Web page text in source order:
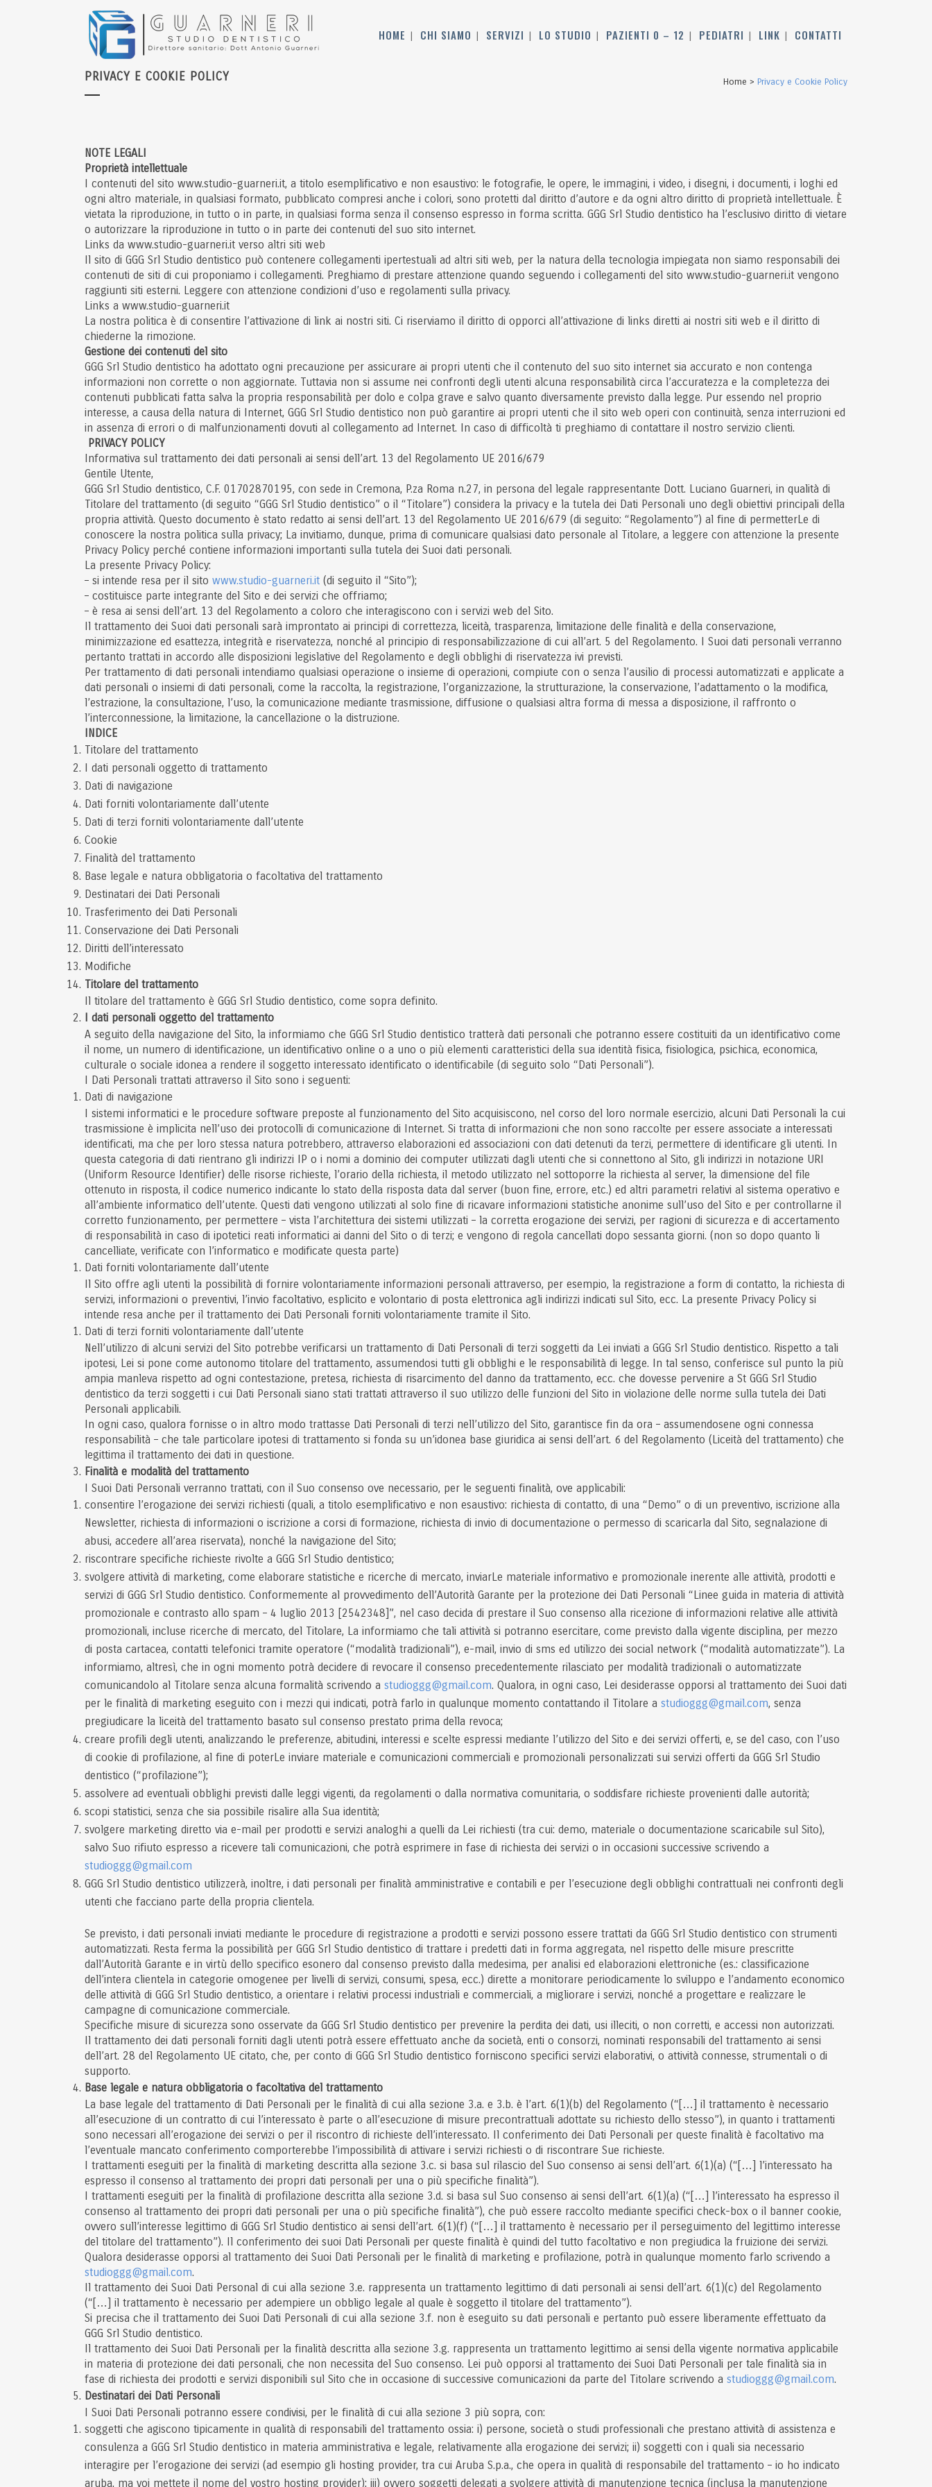
HOME CHI SIAMO SERVIZI LO STUDIO PAZIENTI 0 – 12 PEDIATRI LINK CONTATTI
PRIVACY E COOKIE POLICY Home > Privacy e Cookie Policy
NOTE LEGALI
Proprietà intellettuale
I contenuti del sito www.studio-guarneri.it, a titolo esemplificativo e non esaustivo: le fotografie, le opere, le immagini, i video, i disegni, i documenti, i loghi ed
ogni altro materiale, in qualsiasi formato, pubblicato compresi anche i colori, sono protetti dal diritto d’autore e da ogni altro diritto di proprietà intellettuale. È
vietata la riproduzione, in tutto o in parte, in qualsiasi forma senza il consenso espresso in forma scritta. GGG Srl Studio dentistico ha l’esclusivo diritto di vietare
o autorizzare la riproduzione in tutto o in parte dei contenuti del suo sito internet.
Links da www.studio-guarneri.it verso altri siti web
Il sito di GGG Srl Studio dentistico può contenere collegamenti ipertestuali ad altri siti web, per la natura della tecnologia impiegata non siamo responsabili dei
contenuti de siti di cui proponiamo i collegamenti. Preghiamo di prestare attenzione quando seguendo i collegamenti del sito www.studio-guarneri.it vengono
raggiunti siti esterni. Leggere con attenzione condizioni d’uso e regolamenti sulla privacy.
Links a www.studio-guarneri.it
La nostra politica è di consentire l’attivazione di link ai nostri siti. Ci riserviamo il diritto di opporci all’attivazione di links diretti ai nostri siti web e il diritto di
chiederne la rimozione.
Gestione dei contenuti del sito
GGG Srl Studio dentistico ha adottato ogni precauzione per assicurare ai propri utenti che il contenuto del suo sito internet sia accurato e non contenga
informazioni non corrette o non aggiornate. Tuttavia non si assume nei confronti degli utenti alcuna responsabilità circa l’accuratezza e la completezza dei
contenuti pubblicati fatta salva la propria responsabilità per dolo e colpa grave e salvo quanto diversamente previsto dalla legge. Pur essendo nel proprio
interesse, a causa della natura di Internet, GGG Srl Studio dentistico non può garantire ai propri utenti che il sito web operi con continuità, senza interruzioni ed
in assenza di errori o di malfunzionamenti dovuti al collegamento ad Internet. In caso di difficoltà ti preghiamo di contattare il nostro servizio clienti.
PRIVACY POLICY
Informativa sul trattamento dei dati personali ai sensi dell’art. 13 del Regolamento UE 2016/679
Gentile Utente,
GGG Srl Studio dentistico, C.F. 01702870195, con sede in Cremona, P.za Roma n.27, in persona del legale rappresentante Dott. Luciano Guarneri, in qualità di
Titolare del trattamento (di seguito “GGG Srl Studio dentistico” o il “Titolare”) considera la privacy e la tutela dei Dati Personali uno degli obiettivi principali della
propria attività. Questo documento è stato redatto ai sensi dell’art. 13 del Regolamento UE 2016/679 (di seguito: “Regolamento”) al fine di permetterLe di
conoscere la nostra politica sulla privacy; La invitiamo, dunque, prima di comunicare qualsiasi dato personale al Titolare, a leggere con attenzione la presente
Privacy Policy perché contiene informazioni importanti sulla tutela dei Suoi dati personali.
La presente Privacy Policy:
– si intende resa per il sito www.studio-guarneri.it (di seguito il “Sito”);
– costituisce parte integrante del Sito e dei servizi che offriamo;
– è resa ai sensi dell’art. 13 del Regolamento a coloro che interagiscono con i servizi web del Sito.
Il trattamento dei Suoi dati personali sarà improntato ai principi di correttezza, liceità, trasparenza, limitazione delle finalità e della conservazione,
minimizzazione ed esattezza, integrità e riservatezza, nonché al principio di responsabilizzazione di cui all’art. 5 del Regolamento. I Suoi dati personali verranno
pertanto trattati in accordo alle disposizioni legislative del Regolamento e degli obblighi di riservatezza ivi previsti.
Per trattamento di dati personali intendiamo qualsiasi operazione o insieme di operazioni, compiute con o senza l’ausilio di processi automatizzati e applicate a
dati personali o insiemi di dati personali, come la raccolta, la registrazione, l’organizzazione, la strutturazione, la conservazione, l’adattamento o la modifica,
l’estrazione, la consultazione, l’uso, la comunicazione mediante trasmissione, diffusione o qualsiasi altra forma di messa a disposizione, il raffronto o
l’interconnessione, la limitazione, la cancellazione o la distruzione.
INDICE
Titolare del trattamento
I dati personali oggetto di trattamento
Dati di navigazione
Dati forniti volontariamente dall’utente
Dati di terzi forniti volontariamente dall’utente
Cookie
Finalità del trattamento
Base legale e natura obbligatoria o facoltativa del trattamento
Destinatari dei Dati Personali
Trasferimento dei Dati Personali
Conservazione dei Dati Personali
Diritti dell’interessato
Modifiche
Titolare del trattamento
Il titolare del trattamento è GGG Srl Studio dentistico, come sopra definito.
I dati personali oggetto del trattamento
A seguito della navigazione del Sito, la informiamo che GGG Srl Studio dentistico tratterà dati personali che potranno essere costituiti da un identificativo come
il nome, un numero di identificazione, un identificativo online o a uno o più elementi caratteristici della sua identità fisica, fisiologica, psichica, economica,
culturale o sociale idonea a rendere il soggetto interessato identificato o identificabile (di seguito solo “Dati Personali”).
I Dati Personali trattati attraverso il Sito sono i seguenti:
Dati di navigazione
I sistemi informatici e le procedure software preposte al funzionamento del Sito acquisiscono, nel corso del loro normale esercizio, alcuni Dati Personali la cui
trasmissione è implicita nell’uso dei protocolli di comunicazione di Internet. Si tratta di informazioni che non sono raccolte per essere associate a interessati
identificati, ma che per loro stessa natura potrebbero, attraverso elaborazioni ed associazioni con dati detenuti da terzi, permettere di identificare gli utenti. In
questa categoria di dati rientrano gli indirizzi IP o i nomi a dominio dei computer utilizzati dagli utenti che si connettono al Sito, gli indirizzi in notazione URI
(Uniform Resource Identifier) delle risorse richieste, l’orario della richiesta, il metodo utilizzato nel sottoporre la richiesta al server, la dimensione del file
ottenuto in risposta, il codice numerico indicante lo stato della risposta data dal server (buon fine, errore, etc.) ed altri parametri relativi al sistema operativo e
all’ambiente informatico dell’utente. Questi dati vengono utilizzati al solo fine di ricavare informazioni statistiche anonime sull’uso del Sito e per controllarne il
corretto funzionamento, per permettere – vista l’architettura dei sistemi utilizzati – la corretta erogazione dei servizi, per ragioni di sicurezza e di accertamento
di responsabilità in caso di ipotetici reati informatici ai danni del Sito o di terzi; e vengono di regola cancellati dopo sessanta giorni. (non so dopo quanto li
cancelliate, verificate con l’informatico e modificate questa parte)
Dati forniti volontariamente dall’utente
Il Sito offre agli utenti la possibilità di fornire volontariamente informazioni personali attraverso, per esempio, la registrazione a form di contatto, la richiesta di
servizi, informazioni o preventivi, l’invio facoltativo, esplicito e volontario di posta elettronica agli indirizzi indicati sul Sito, ecc. La presente Privacy Policy si
intende resa anche per il trattamento dei Dati Personali forniti volontariamente tramite il Sito.
Dati di terzi forniti volontariamente dall’utente
Nell’utilizzo di alcuni servizi del Sito potrebbe verificarsi un trattamento di Dati Personali di terzi soggetti da Lei inviati a GGG Srl Studio dentistico. Rispetto a tali
ipotesi, Lei si pone come autonomo titolare del trattamento, assumendosi tutti gli obblighi e le responsabilità di legge. In tal senso, conferisce sul punto la più
ampia manleva rispetto ad ogni contestazione, pretesa, richiesta di risarcimento del danno da trattamento, ecc. che dovesse pervenire a St GGG Srl Studio
dentistico da terzi soggetti i cui Dati Personali siano stati trattati attraverso il suo utilizzo delle funzioni del Sito in violazione delle norme sulla tutela dei Dati
Personali applicabili.
In ogni caso, qualora fornisse o in altro modo trattasse Dati Personali di terzi nell’utilizzo del Sito, garantisce fin da ora – assumendosene ogni connessa
responsabilità – che tale particolare ipotesi di trattamento si fonda su un’idonea base giuridica ai sensi dell’art. 6 del Regolamento (Liceità del trattamento) che
legittima il trattamento dei dati in questione.
Finalità e modalità del trattamento
I Suoi Dati Personali verranno trattati, con il Suo consenso ove necessario, per le seguenti finalità, ove applicabili:
consentire l’erogazione dei servizi richiesti (quali, a titolo esemplificativo e non esaustivo: richiesta di contatto, di una “Demo” o di un preventivo, iscrizione alla
Newsletter, richiesta di informazioni o iscrizione a corsi di formazione, richiesta di invio di documentazione o permesso di scaricarla dal Sito, segnalazione di
abusi, accedere all’area riservata), nonché la navigazione del Sito;
riscontrare specifiche richieste rivolte a GGG Srl Studio dentistico;
svolgere attività di marketing, come elaborare statistiche e ricerche di mercato, inviarLe materiale informativo e promozionale inerente alle attività, prodotti e
servizi di GGG Srl Studio dentistico. Conformemente al provvedimento dell’Autorità Garante per la protezione dei Dati Personali “Linee guida in materia di attività
promozionale e contrasto allo spam – 4 luglio 2013 [2542348]”, nel caso decida di prestare il Suo consenso alla ricezione di informazioni relative alle attività
promozionali, incluse ricerche di mercato, del Titolare, La informiamo che tali attività si potranno esercitare, come previsto dalla vigente disciplina, per mezzo
di posta cartacea, contatti telefonici tramite operatore (“modalità tradizionali”), e-mail, invio di sms ed utilizzo dei social network (“modalità automatizzate”). La
informiamo, altresì, che in ogni momento potrà decidere di revocare il consenso precedentemente rilasciato per modalità tradizionali o automatizzate
comunicandolo al Titolare senza alcuna formalità scrivendo a studioggg@gmail.com. Qualora, in ogni caso, Lei desiderasse opporsi al trattamento dei Suoi dati
per le finalità di marketing eseguito con i mezzi qui indicati, potrà farlo in qualunque momento contattando il Titolare a studioggg@gmail.com, senza
pregiudicare la liceità del trattamento basato sul consenso prestato prima della revoca;
creare profili degli utenti, analizzando le preferenze, abitudini, interessi e scelte espressi mediante l’utilizzo del Sito e dei servizi offerti, e, se del caso, con l’uso
di cookie di profilazione, al fine di poterLe inviare materiale e comunicazioni commerciali e promozionali personalizzati sui servizi offerti da GGG Srl Studio
dentistico (“profilazione”);
assolvere ad eventuali obblighi previsti dalle leggi vigenti, da regolamenti o dalla normativa comunitaria, o soddisfare richieste provenienti dalle autorità;
scopi statistici, senza che sia possibile risalire alla Sua identità;
svolgere marketing diretto via e-mail per prodotti e servizi analoghi a quelli da Lei richiesti (tra cui: demo, materiale o documentazione scaricabile sul Sito),
salvo Suo rifiuto espresso a ricevere tali comunicazioni, che potrà esprimere in fase di richiesta dei servizi o in occasioni successive scrivendo a
studioggg@gmail.com
GGG Srl Studio dentistico utilizzerà, inoltre, i dati personali per finalità amministrative e contabili e per l’esecuzione degli obblighi contrattuali nei confronti degli
utenti che facciano parte della propria clientela.
Se previsto, i dati personali inviati mediante le procedure di registrazione a prodotti e servizi possono essere trattati da GGG Srl Studio dentistico con strumenti
automatizzati. Resta ferma la possibilità per GGG Srl Studio dentistico di trattare i predetti dati in forma aggregata, nel rispetto delle misure prescritte
dall’Autorità Garante e in virtù dello specifico esonero dal consenso previsto dalla medesima, per analisi ed elaborazioni elettroniche (es.: classificazione
dell’intera clientela in categorie omogenee per livelli di servizi, consumi, spesa, ecc.) dirette a monitorare periodicamente lo sviluppo e l’andamento economico
delle attività di GGG Srl Studio dentistico, a orientare i relativi processi industriali e commerciali, a migliorare i servizi, nonché a progettare e realizzare le
campagne di comunicazione commerciale.
Specifiche misure di sicurezza sono osservate da GGG Srl Studio dentistico per prevenire la perdita dei dati, usi illeciti, o non corretti, e accessi non autorizzati.
Il trattamento dei dati personali forniti dagli utenti potrà essere effettuato anche da società, enti o consorzi, nominati responsabili del trattamento ai sensi
dell’art. 28 del Regolamento UE citato, che, per conto di GGG Srl Studio dentistico forniscono specifici servizi elaborativi, o attività connesse, strumentali o di
supporto.
Base legale e natura obbligatoria o facoltativa del trattamento
La base legale del trattamento di Dati Personali per le finalità di cui alla sezione 3.a. e 3.b. è l’art. 6(1)(b) del Regolamento (“[…] il trattamento è necessario
all’esecuzione di un contratto di cui l’interessato è parte o all’esecuzione di misure precontrattuali adottate su richiesto dello stesso”), in quanto i trattamenti
sono necessari all’erogazione dei servizi o per il riscontro di richieste dell’interessato. Il conferimento dei Dati Personali per queste finalità è facoltativo ma
l’eventuale mancato conferimento comporterebbe l’impossibilità di attivare i servizi richiesti o di riscontrare Sue richieste.
I trattamenti eseguiti per la finalità di marketing descritta alla sezione 3.c. si basa sul rilascio del Suo consenso ai sensi dell’art. 6(1)(a) (“[…] l’interessato ha
espresso il consenso al trattamento dei propri dati personali per una o più specifiche finalità”).
I trattamenti eseguiti per la finalità di profilazione descritta alla sezione 3.d. si basa sul Suo consenso ai sensi dell’art. 6(1)(a) (“[…] l’interessato ha espresso il
consenso al trattamento dei propri dati personali per una o più specifiche finalità”), che può essere raccolto mediante specifici check-box o il banner cookie,
ovvero sull’interesse legittimo di GGG Srl Studio dentistico ai sensi dell’art. 6(1)(f) (“[…] il trattamento è necessario per il perseguimento del legittimo interesse
del titolare del trattamento”). Il conferimento dei suoi Dati Personali per queste finalità è quindi del tutto facoltativo e non pregiudica la fruizione dei servizi.
Qualora desiderasse opporsi al trattamento dei Suoi Dati Personali per le finalità di marketing e profilazione, potrà in qualunque momento farlo scrivendo a
studioggg@gmail.com.
Il trattamento dei Suoi Dati Personal di cui alla sezione 3.e. rappresenta un trattamento legittimo di dati personali ai sensi dell’art. 6(1)(c) del Regolamento
(“[…] il trattamento è necessario per adempiere un obbligo legale al quale è soggetto il titolare del trattamento”).
Si precisa che il trattamento dei Suoi Dati Personali di cui alla sezione 3.f. non è eseguito su dati personali e pertanto può essere liberamente effettuato da
GGG Srl Studio dentistico.
Il trattamento dei Suoi Dati Personali per la finalità descritta alla sezione 3.g. rappresenta un trattamento legittimo ai sensi della vigente normativa applicabile
in materia di protezione dei dati personali, che non necessita del Suo consenso. Lei può opporsi al trattamento dei Suoi Dati Personali per tale finalità sia in
fase di richiesta dei prodotti e servizi disponibili sul Sito che in occasione di successive comunicazioni da parte del Titolare scrivendo a studioggg@gmail.com.
Destinatari dei Dati Personali
I Suoi Dati Personali potranno essere condivisi, per le finalità di cui alla sezione 3 più sopra, con:
soggetti che agiscono tipicamente in qualità di responsabili del trattamento ossia: i) persone, società o studi professionali che prestano attività di assistenza e
consulenza a GGG Srl Studio dentistico in materia amministrativa e legale, relativamente alla erogazione dei servizi; ii) soggetti con i quali sia necessario
interagire per l’erogazione dei servizi (ad esempio gli hosting provider, tra cui Aruba S.p.a., che opera in qualità di responsabile del trattamento – io ho indicato
aruba, ma voi mettete il nome del vostro hosting provider); iii) ovvero soggetti delegati a svolgere attività di manutenzione tecnica (inclusa la manutenzione